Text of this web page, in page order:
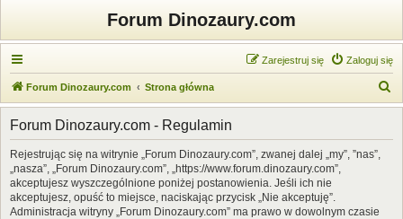
Forum Dinozaury.com
Zaloguj się
Zarejestruj się
Forum Dinozaury.com Strona główna
z
Forum Dinozaury.com - Regulamin
Rejestrując się na witrynie „Forum Dinozaury.com”, zwanej dalej „my”, ”nas”,
„nasza”, „Forum Dinozaury.com”, „https://www.forum.dinozaury.com”,
akceptujesz wyszczególnione poniżej postanowienia. Jeśli ich nie
akceptujesz, opuść to miejsce, naciskając przycisk „Nie akceptuję”.
Administracja witryny „Forum Dinozaury.com” ma prawo w dowolnym czasie